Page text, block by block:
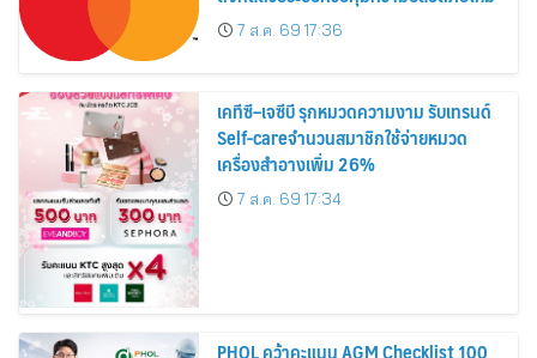
7 ส.ค. 69 17:36
เคทีซี–เจซีบี รุกหมวดความงาม รับเทรนด์
Self-careจำนวนสมาชิกใช้จ่ายหมวด
เครื่องสำอางเพิ่ม 26%
7 ส.ค. 69 17:34
PHOL คว้าคะแนน AGM Checklist 100